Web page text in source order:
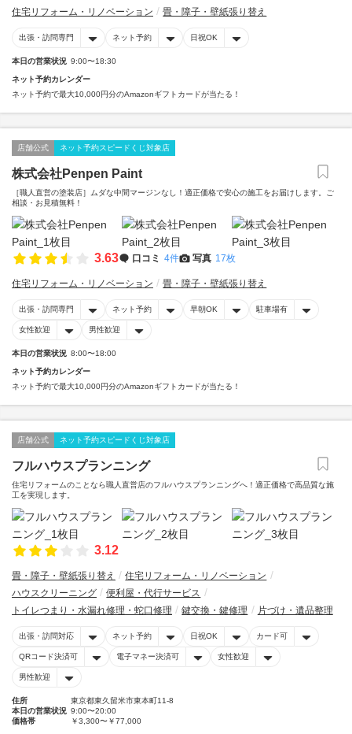
住宅リフォーム・リノベーション 畳・障子・壁紙張り替え
出張・訪問専門 ネット予約 日祝OK
本日の営業状況 9:00〜18:30
ネット予約カレンダー
ネット予約で最大10,000円分のAmazonギフトカードが当たる！
店舗公式 ネット予約スピードくじ対象店
株式会社Penpen Paint
［職人直営の塗装店］ムダな中間マージンなし！適正価格で安心の施工をお届けします。ご
相談・お見積無料！
3.63 口コミ 4件 写真 17枚
住宅リフォーム・リノベーション 畳・障子・壁紙張り替え
出張・訪問専門 ネット予約 早朝OK 駐車場有
女性歓迎 男性歓迎
本日の営業状況 8:00〜18:00
ネット予約カレンダー
ネット予約で最大10,000円分のAmazonギフトカードが当たる！
店舗公式 ネット予約スピードくじ対象店
フルハウスプランニング
住宅リフォームのことなら職人直営店のフルハウスプランニングへ！適正価格で高品質な施
工を実現します。
3.12
畳・障子・壁紙張り替え
住宅リフォーム・リノベーション
ハウスクリーニング
便利屋・代行サービス
トイレつまり・水漏れ修理・蛇口修理
鍵交換・鍵修理 片づけ・遺品整理
出張・訪問対応 ネット予約 日祝OK カード可
QRコード決済可 電子マネー決済可 女性歓迎
男性歓迎
住所
東京都東久留米市東本町11-8
本日の営業状況 9:00〜20:00
価格帯
￥3,300〜￥77,000